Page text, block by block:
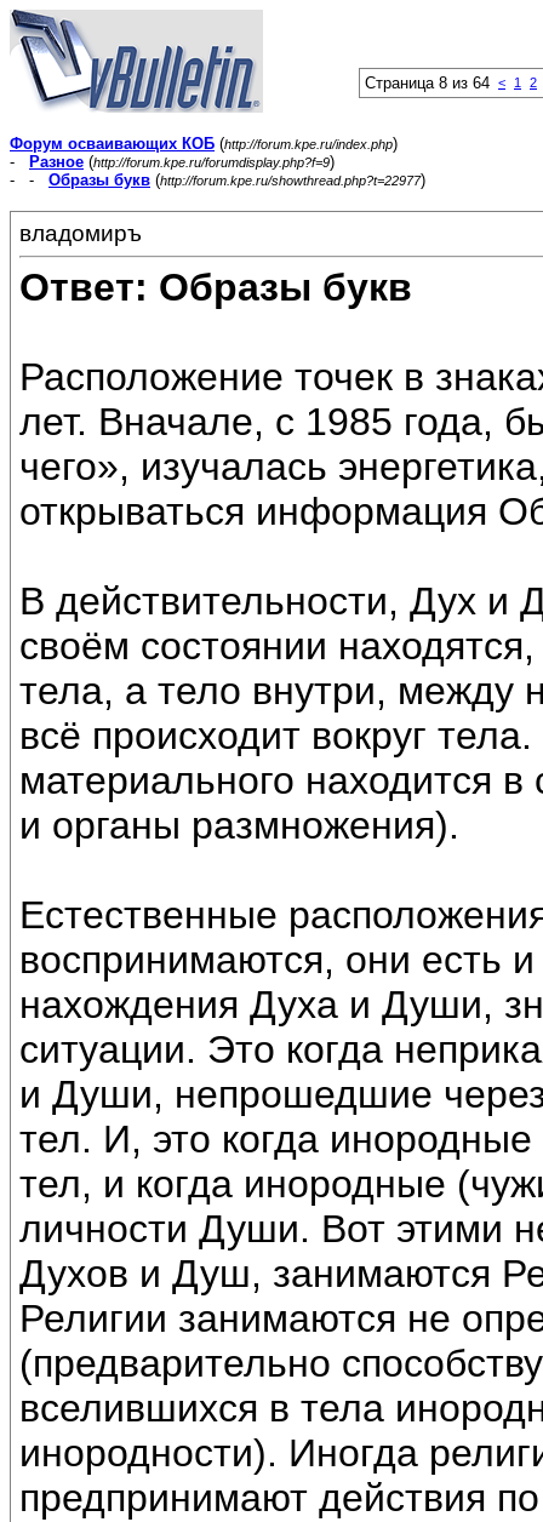
Страница 8 из 64 < 1 2
Форум осваивающих КОБ (http://forum.kpe.ru/index.php)
-
Разное (http://forum.kpe.ru/forumdisplay.php?f=9)
- - Образы букв (http://forum.kpe.ru/showthread.php?t=22977)
владомиръ
Ответ: Образы букв
Расположение точек в
лет. Вначале, с 1985 года,
чего», изучалась
открываться информация
В действительности, Дух и
своём состоянии
тела, а тело внутри, между
всё происходит вокруг
материального находится
и органы размножения).
Естественные
воспринимаются, они есть
нахождения Духа и Души,
ситуации. Это когда
и Души, непрошедшие
тел. И, это когда
тел, и когда инородные
личности Души. Вот этими
Духов и Душ, занимаются
Религии занимаются не
(предварительно
вселившихся в тела
инородности). Иногда
предпринимают действия